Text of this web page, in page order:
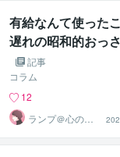
有給なんて使った
遅れの昭和的おっ
和生まれの私が思
記事
コラム
12
ランプ＠心のお
悩み解決専門家